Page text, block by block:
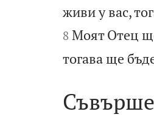
живи у вас,
8 Моят Отец
тогава ще